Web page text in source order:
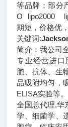
等品牌；部分
O lipo2000
期短，价格优
关键词:
简介：我公司
专业经营进口
胞、抗体、生
品吸附均匀，
ELISA实验等。
全国总代理,华
学、细菌学、